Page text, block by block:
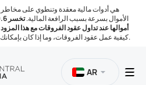
الأموال بسرعة بسبب الرافعة المالية.
أموالها عند تداول عقود الفروقات مع هذا
كيفية عمل عقود الفروقات، وما إذا كان بإمكانك تحمل المخاطر العالية لفقدان أموالك.
AR